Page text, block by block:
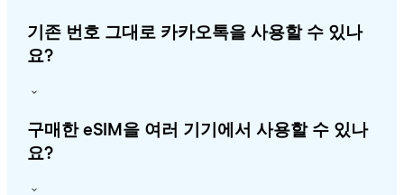
기존 번호 그대로 카카오톡을 사용할 수 있나
요?
구매한 eSIM을 여러 기기에서 사용할 수 있나
요?